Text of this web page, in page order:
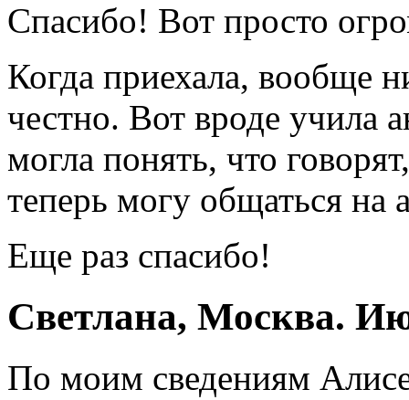
Спасибо! Вот просто
Когда приехала, вообще
честно. Вот вроде учила
могла понять, что
теперь могу общаться на
Еще раз спасибо!
Светлана, Москва.
По моим сведениям